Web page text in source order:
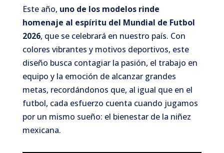
Este año, uno de los modelos rinde
homenaje al espíritu del Mundial de Futbol
2026, que se celebrará en nuestro país. Con
colores vibrantes y motivos deportivos, este
diseño busca contagiar la pasión, el trabajo en
equipo y la emoción de alcanzar grandes
metas, recordándonos que, al igual que en el
futbol, cada esfuerzo cuenta cuando jugamos
por un mismo sueño: el bienestar de la niñez
mexicana.